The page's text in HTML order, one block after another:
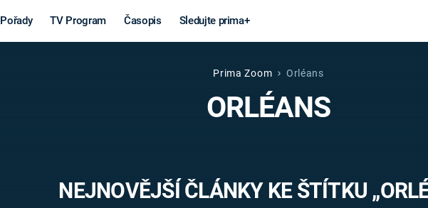
Pořady TV Program Časopis Sledujte prima+
STAROVĚKÝ EGYPT
Věda a
technika
MARS
VÁLEČNÉ
Prima Zoom Orléans
ORLÉANS
NEJNOVĚJŠÍ ČLÁNKY KE ŠTÍTKU